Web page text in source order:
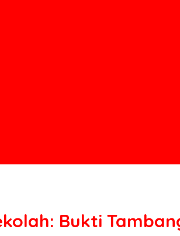
Bukti